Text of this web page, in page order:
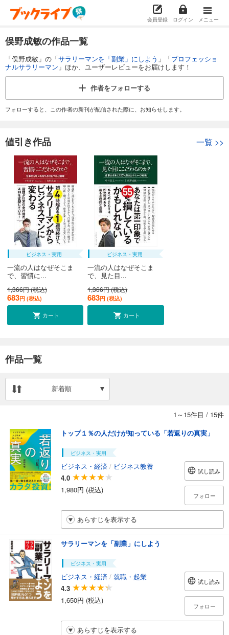
会員登録 ログイン メニュー
俣野成敏の作品一覧
「俣野成敏」の「サラリーマンを「副業」にしよう 」「プロフェッショ
ナルサラリーマン 」ほか、ユーザーレビューをお届けします！
作者をフォローする
フォローすると、この作者の新刊が配信された際に、お知らせします。
値引き作品 一覧 >>
ビジネス・実用
一流の人はなぜそこま
で、習慣に...
1,366円 (税込)
683円 (税込)
カート
ビジネス・実用
一流の人はなぜそこま
で、見た目...
1,366円 (税込)
683円 (税込)
カート
作品一覧
新着順
1～15件目 / 15件
トップ１％の人だけが知っている「若返りの真実」
ビジネス・実用
ビジネス・経済 / ビジネス教養
4.0
1,980円 (税込)
試し読み
フォロー
あらすじを表示する
サラリーマンを「副業」にしよう
ビジネス・実用
ビジネス・経済 / 就職・起業
4.3
1,650円 (税込)
試し読み
フォロー
あらすじを表示する